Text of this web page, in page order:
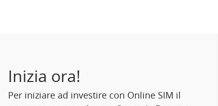
Inizia ora!
Per iniziare ad investire con Online SIM il